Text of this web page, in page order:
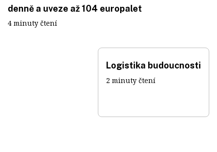
denně a uveze až 104 europalet
4 minuty čtení
Logistika budoucnosti
2 minuty čtení